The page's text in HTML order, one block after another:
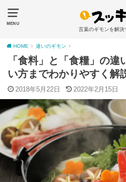
MENU
言葉のギモンを解決
HOME 違いのギモン
「食料」と「食糧」の
い方までわかりやすく解
2018年5月22日 2022年2月15日